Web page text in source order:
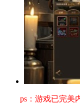
ps：游戏已完美